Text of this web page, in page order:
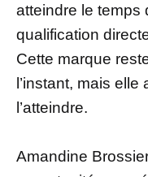
atteindre le temps
qualification
Cette marque
l’instant, mais
l’atteindre.
Amandine